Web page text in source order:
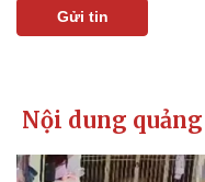
Gửi tin